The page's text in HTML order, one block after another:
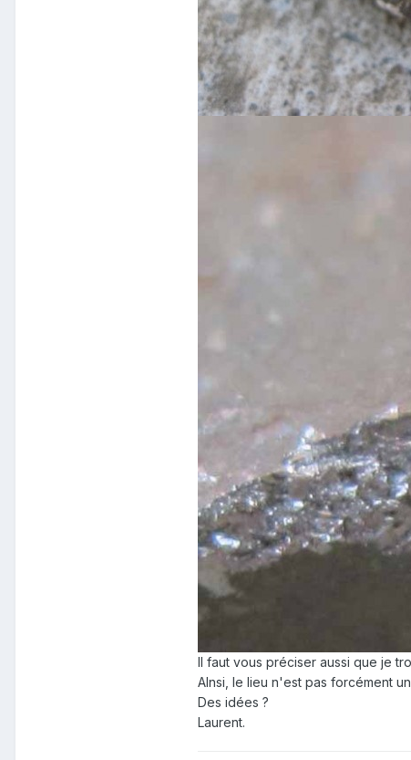
Il faut vous préciser aussi que je
AInsi, le lieu n'est pas forcément
Des idées ?
Laurent.